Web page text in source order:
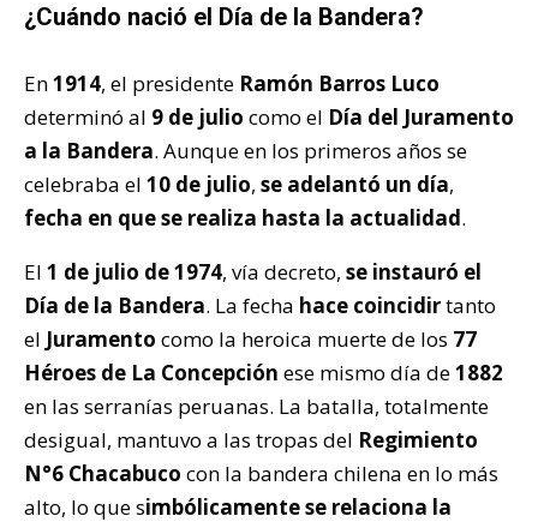
¿Cuándo nació el Día de la Bandera?
En1914, el presidente Ramón Barros Luco
determinó al 9 de julio como el Día del Juramento
a la Bandera. Aunque en los primeros años se
celebraba el 10 de julio, se adelantó un día,
fecha en que se realiza hasta la actualidad.
El 1 de julio de 1974, vía decreto, se instauró el
Día de la Bandera. La fecha hace coincidirtanto
el Juramento como la heroica muerte de los 77
Héroes de La Concepción ese mismo día de1882
en las serranías peruanas. La batalla, totalmente
desigual, mantuvo a las tropas del Regimiento
N°6 Chacabuco con la bandera chilena en lo más
alto, lo que simbólicamente se relaciona la